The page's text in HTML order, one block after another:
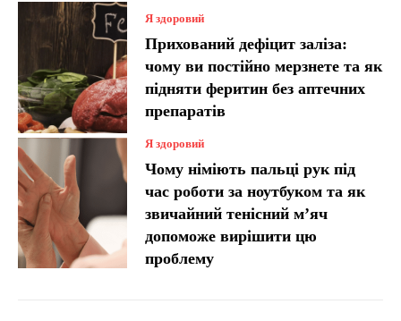
Я здоровий
Прихований дефіцит заліза:
чому ви постійно мерзнете та як
підняти феритин без аптечних
препаратів
Я здоровий
Чому німіють пальці рук під
час роботи за ноутбуком та як
звичайний тенісний м’яч
допоможе вирішити цю
проблему